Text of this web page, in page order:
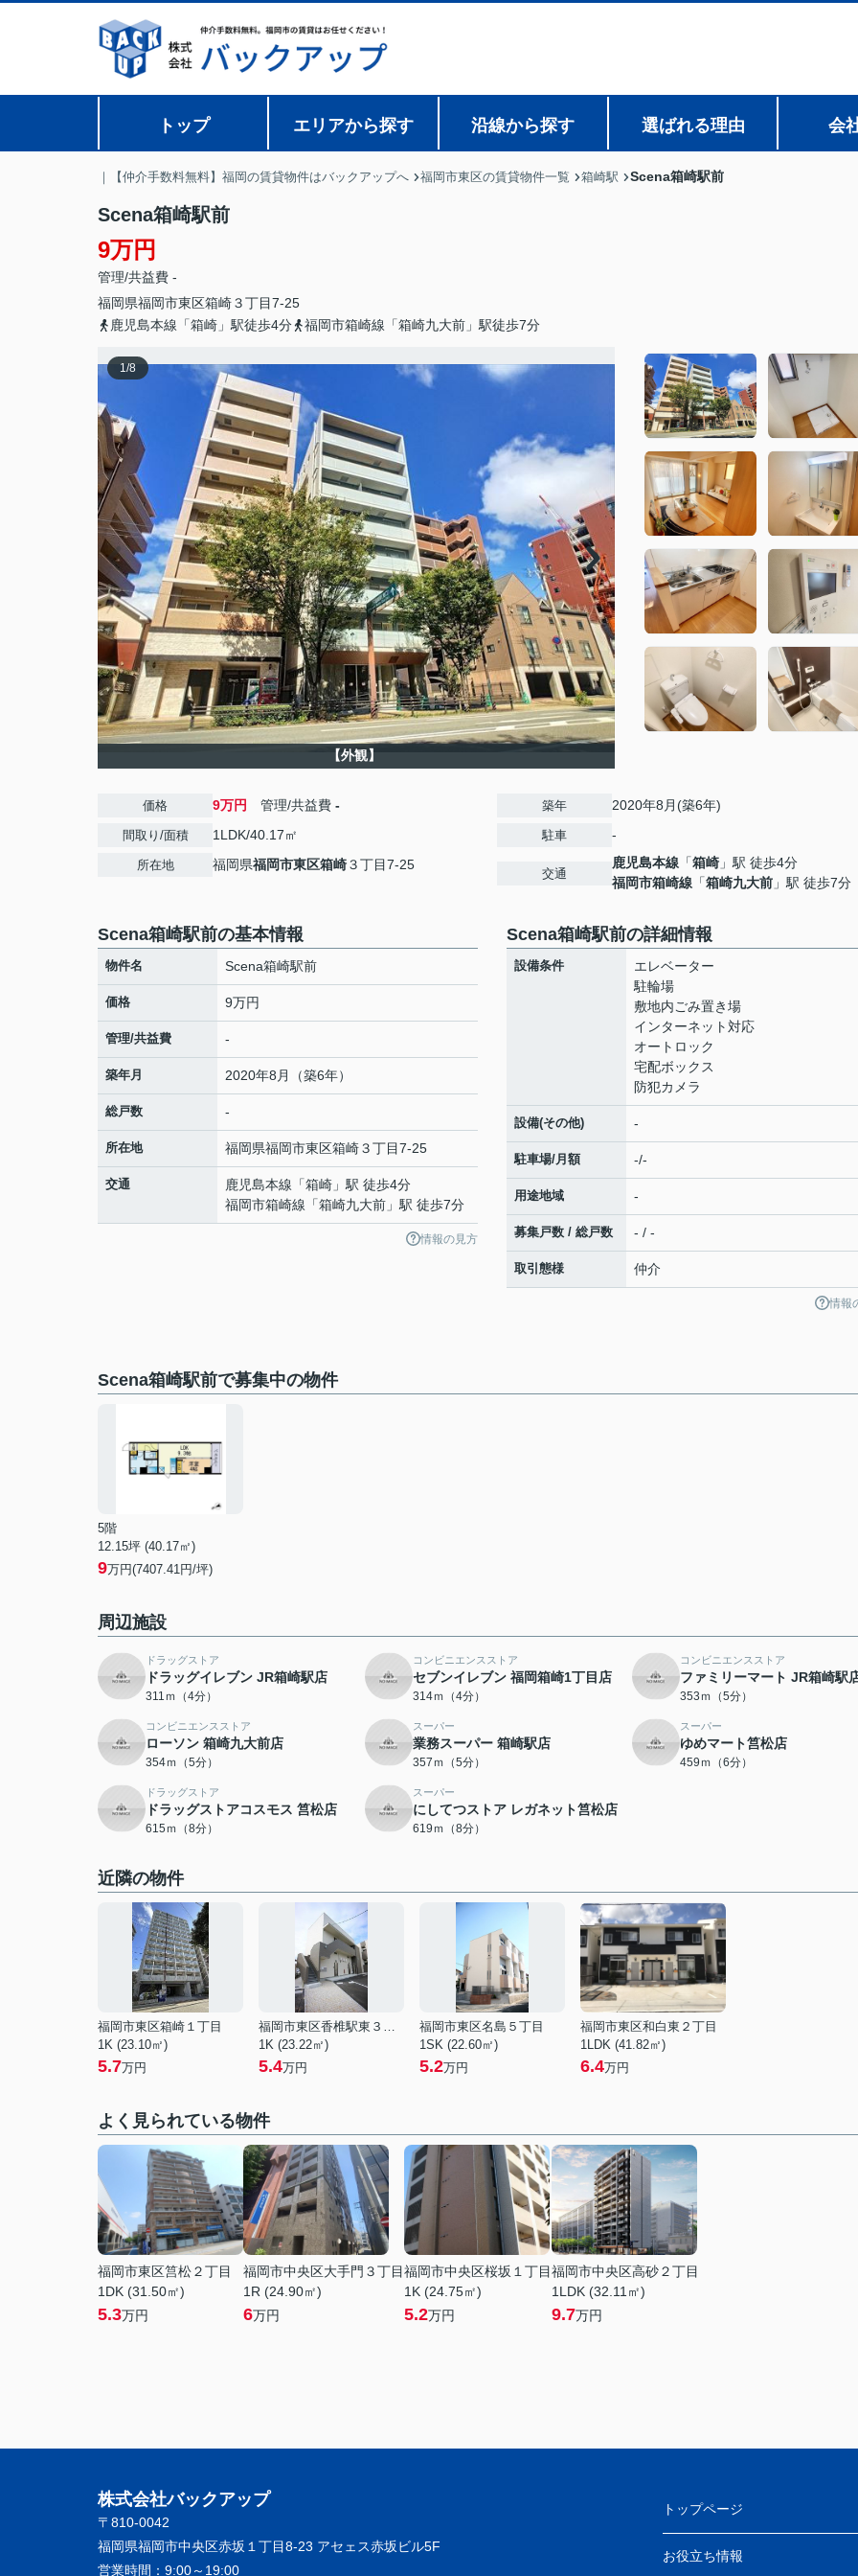
トップ エリアから探す 沿線から探す 選ばれる理由 会
｜【仲介手数料無料】福岡の賃貸物件はバックアップへ 福岡市東区の賃貸物件一覧 箱崎駅 Scena箱崎駅前
Scena箱崎駅前
9万円
管理/共益費 -
福岡県福岡市東区箱崎３丁目7-25
鹿児島本線「箱崎」駅徒歩4分
福岡市箱崎線「箱崎九大前」駅徒歩7分
1/8
【外観】
価格 9万円 管理/共益費 -
間取り/面積 1LDK/40.17㎡
所在地 福岡県福岡市東区箱崎３丁目7-25
築年 2020年8月(築6年)
駐車 -
交通
鹿児島本線 「箱崎 」駅 徒歩4分
福岡市箱崎線 「箱崎九大前 」駅 徒歩7分
Scena箱崎駅前の基本情報
物件名 Scena箱崎駅前
価格 9万円
管理/共益費 -
築年月 2020年8月（築6年）
総戸数 -
所在地 福岡県福岡市東区箱崎３丁目7-25
交通 鹿児島本線 「箱崎 」駅 徒歩4分
福岡市箱崎線 「箱崎九大前 」駅 徒歩7分
情報の見方
Scena箱崎駅前の詳細情報
設備条件
エレベーター
駐輪場
敷地内ごみ置き場
インターネット対応
オートロック
宅配ボックス
防犯カメラ
設備(その他) -
駐車場/月額 -/-
用途地域 -
募集戸数 / 総戸数 - / -
取引態様 仲介
情報
Scena箱崎駅前で募集中の物件
5階
12.15坪 (40.17㎡)
9万円(7407.41円/坪)
周辺施設
ドラッグストア
ドラッグイレブン JR箱崎駅店
311ｍ（4分）
コンビニエンスストア
セブンイレブン 福岡箱崎1丁目店
314ｍ（4分）
コンビニエンスストア
ファミリーマート JR箱崎駅
353ｍ（5分）
コンビニエンスストア
ローソン 箱崎九大前店
354ｍ（5分）
スーパー
業務スーパー 箱崎駅店
357ｍ（5分）
スーパー
ゆめマート筥松店
459ｍ（6分）
ドラッグストア
ドラッグストアコスモス 筥松店
615ｍ（8分）
スーパー
にしてつストア レガネット筥松店
619ｍ（8分）
近隣の物件
福岡市東区箱崎１丁目
1K (23.10㎡)
5.7万円
福岡市東区香椎駅東３丁目
1K (23.22㎡)
5.4万円
福岡市東区名島５丁目
1SK (22.60㎡)
5.2万円
福岡市東区和白東２丁目
1LDK (41.82㎡)
6.4万円
よく見られている物件
福岡市東区筥松２丁目
1DK (31.50㎡)
5.3万円
福岡市中央区大手門３丁目
1R (24.90㎡)
6万円
福岡市中央区桜坂１丁目
1K (24.75㎡)
5.2万円
福岡市中央区高砂２丁目
1LDK (32.11㎡)
9.7万円
株式会社バックアップ
〒810-0042
福岡県福岡市中央区赤坂１丁目8-23 アセェス赤坂ビル5F
営業時間： 9:00～19:00
トップページ
お役立ち情報